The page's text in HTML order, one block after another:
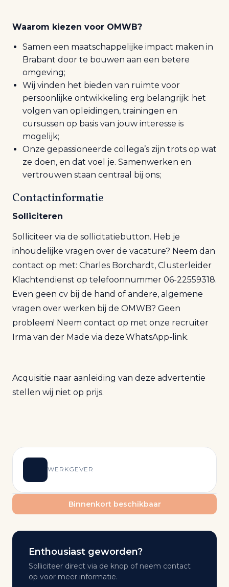
Waarom kiezen voor OMWB?
Samen een maatschappelijke impact maken in
Brabant door te bouwen aan een betere
omgeving;
Wij vinden het bieden van ruimte voor
persoonlijke ontwikkeling erg belangrijk: het
volgen van opleidingen, trainingen en
cursussen op basis van jouw interesse is
mogelijk;
Onze gepassioneerde collega’s zijn trots op wat
ze doen, en dat voel je. Samenwerken en
vertrouwen staan centraal bij ons;
Contactinformatie
Solliciteren
Solliciteer via de sollicitatiebutton. Heb je
inhoudelijke vragen over de vacature? Neem dan
contact op met: Charles Borchardt, Clusterleider
Klachtendienst op telefoonnummer 06-22559318.
Even geen cv bij de hand of andere, algemene
vragen over werken bij de OMWB? Geen
probleem! Neem contact op met onze recruiter
Irma van der Made via dezeWhatsApp-link.
Acquisitie naar aanleiding van deze advertentie
stellen wij niet op prijs.
WERKGEVER
Binnenkort beschikbaar
Enthousiast geworden?
Solliciteer direct via de knop of neem contact
op voor meer informatie.